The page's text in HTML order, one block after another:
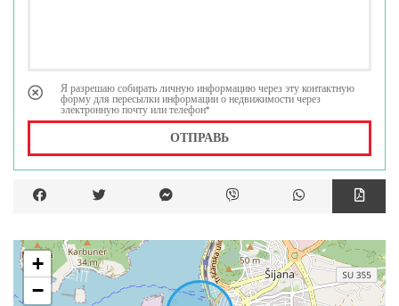
Я разрешаю собирать личную информацию через эту контактную
форму для пересылки информации о недвижимости через
электронную почту или телефон*
ОТПРАВЬ
+
−